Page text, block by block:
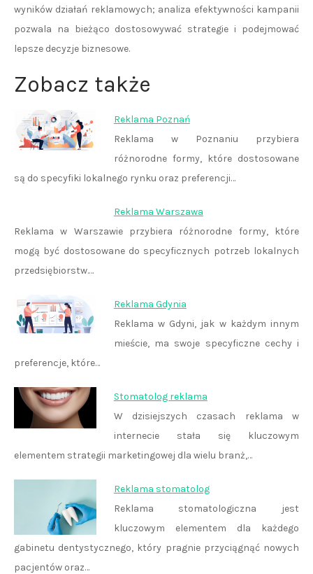
wyników działań reklamowych; analiza efektywności kampanii
pozwala na bieżąco dostosowywać strategie i podejmować
lepsze decyzje biznesowe.
Zobacz także
Reklama Poznań
Reklama w Poznaniu przybiera
różnorodne formy, które dostosowane
są do specyfiki lokalnego rynku oraz preferencji…
Reklama Warszawa
Reklama w Warszawie przybiera różnorodne formy, które
mogą być dostosowane do specyficznych potrzeb lokalnych
przedsiębiorstw.…
Reklama Gdynia
Reklama w Gdyni, jak w każdym innym
mieście, ma swoje specyficzne cechy i
preferencje, które…
Stomatolog reklama
W dzisiejszych czasach reklama w
internecie stała się kluczowym
elementem strategii marketingowej dla wielu branż,…
Reklama stomatolog
Reklama stomatologiczna jest
kluczowym elementem dla każdego
gabinetu dentystycznego, który pragnie przyciągnąć nowych
pacjentów oraz…